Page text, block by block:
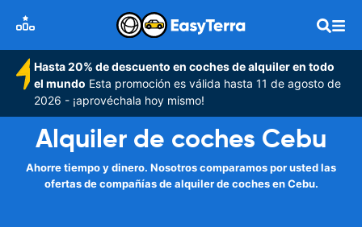
Hasta 20% de descuento en coches de alquiler en todo
el mundo Esta promoción es válida hasta 11 de agosto de
2026 - ¡aprovéchala hoy mismo!
Alquiler de coches Cebu
Ahorre tiempo y dinero. Nosotros comparamos por usted las
ofertas de compañías de alquiler de coches en Cebu.